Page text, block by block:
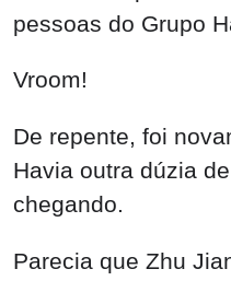
pessoas do Grupo
Vroom!
De repente, foi
Havia outra dúzia
chegando.
Parecia que Zhu